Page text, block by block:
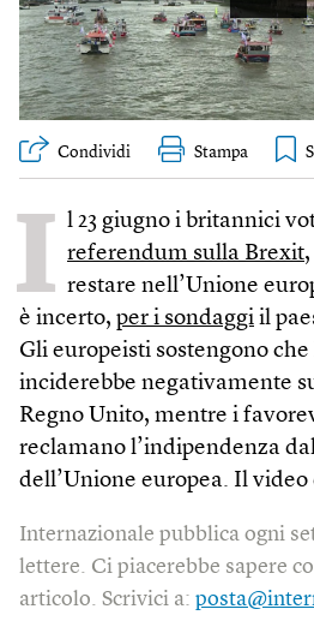
Condividi Stampa
I l 23 giugno i britannici
referendum sulla Brexit
restare nell’Unione
è incerto, per i sondaggi il
Gli europeisti sostengono
inciderebbe negativamente
Regno Unito, mentre i
reclamano l’indipendenza
dell’Unione europea. Il video
Internazionale pubblica ogni
lettere. Ci piacerebbe sapere
articolo. Scrivici a: